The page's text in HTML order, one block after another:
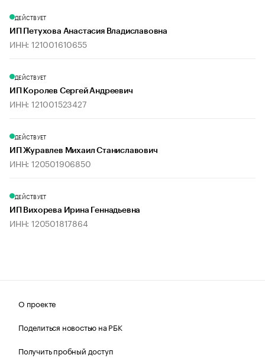
ДЕЙСТВУЕТ
ИП Петухова Анастасия Владиславовна
ИНН: 121001610655
ДЕЙСТВУЕТ
ИП Королев Сергей Андреевич
ИНН: 121001523427
ДЕЙСТВУЕТ
ИП Журавлев Михаил Станиславович
ИНН: 120501906850
ДЕЙСТВУЕТ
ИП Вихорева Ирина Геннадьевна
ИНН: 120501817864
О проекте
Поделиться новостью на РБК
Получить пробный доступ